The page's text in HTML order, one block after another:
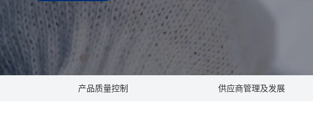
产品质量控制 供应商管理及发展